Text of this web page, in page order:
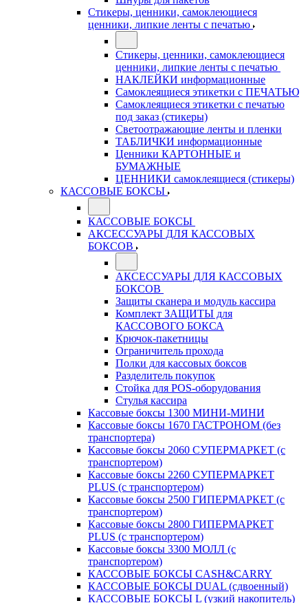
Стикеры, ценники, самоклеющиеся
ценники, липкие ленты с печатью
Стикеры, ценники, самоклеющиеся
ценники, липкие ленты с печатью
НАКЛЕЙКИ информационные
Самоклеящиеся этикетки с ПЕЧАТЬЮ
Самоклеящиеся этикетки с печатью
под заказ (стикеры)
Светоотражающие ленты и пленки
ТАБЛИЧКИ информационные
Ценники КАРТОННЫЕ и
БУМАЖНЫЕ
ЦЕННИКИ самоклеящиеся (стикеры)
КАССОВЫЕ БОКСЫ
КАССОВЫЕ БОКСЫ
АКСЕССУАРЫ ДЛЯ КАССОВЫХ
БОКСОВ
АКСЕССУАРЫ ДЛЯ КАССОВЫХ
БОКСОВ
Защиты сканера и модуль кассира
Комплект ЗАЩИТЫ для
КАССОВОГО БОКСА
Крючок-пакетницы
Ограничитель прохода
Полки для кассовых боксов
Разделитель покупок
Стойка для POS-оборудования
Стулья кассира
Кассовые боксы 1300 МИНИ-МИНИ
Кассовые боксы 1670 ГАСТРОНОМ (без
транспортера)
Кассовые боксы 2060 СУПЕРМАРКЕТ (с
транспортером)
Кассовые боксы 2260 СУПЕРМАРКЕТ
PLUS (с транспортером)
Кассовые боксы 2500 ГИПЕРМАРКЕТ (с
транспортером)
Кассовые боксы 2800 ГИПЕРМАРКЕТ
PLUS (с транспортером)
Кассовые боксы 3300 МОЛЛ (с
транспортером)
КАССОВЫЕ БОКСЫ CASH&CARRY
КАССОВЫЕ БОКСЫ DUAL (сдвоенный)
КАССОВЫЕ БОКСЫ L (узкий накопитель)